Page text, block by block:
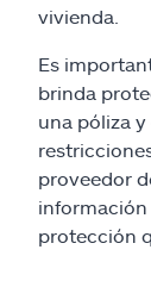
vivienda.
Es
brinda
una póliza
proveedor
información
protección